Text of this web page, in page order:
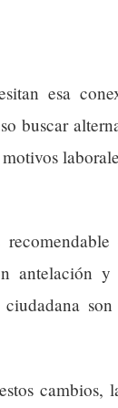
esa
buscar
antelación y
son
cambios,